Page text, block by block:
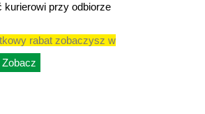
kurierowi przy odbiorze
rabat zobaczysz w
Zobacz